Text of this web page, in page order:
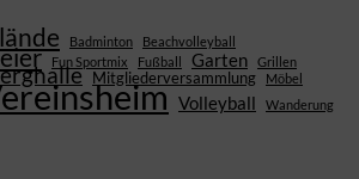
Badminton Beachvolleyball
Fun Sportmix Fußball Garten
Grillen
Mitgliederversammlung Möbel
Volleyball
Wanderung